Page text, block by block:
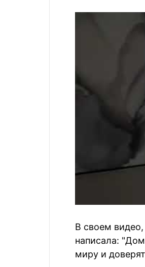
В своем
написала:
миру и